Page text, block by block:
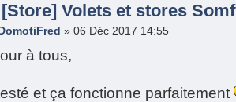
Volets et stores
» 06 Déc 2017 14:55
à tous,
et ça fonctionne parfaitement